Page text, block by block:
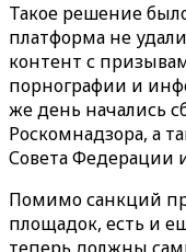
Такое решение
платформа не
контент с
порнографии и
же день начались
Роскомнадзора, а
Совета Федерации
Помимо санкций
площадок, есть и